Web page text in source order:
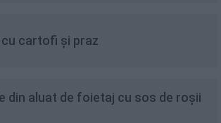
cu cartofi și praz
din aluat de foietaj cu sos de roșii